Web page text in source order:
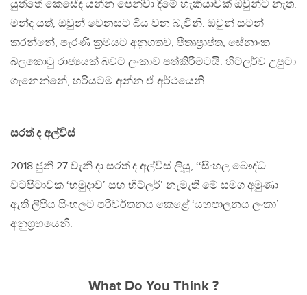
යුත්තේ කෙසේද යන්න පෙන්වා දීමේ හැකියාවක් ඔවුන්ට නැත.
මන්ද යත්, ඔවුන් වෙනසට බිය වන බැවිනි. ඔවුන් සටන්
කරන්නේ, පැරණි ක‍්‍රමයට අනුගතව, පීතෘප‍්‍රාප්ත, සේනාංක
බලකොටු රාජ්‍යයක් බවට ලංකාව පත්කිරීමටයි. හිට්ලර්ව උපුටා
ගැනෙන්නේ, හරියටම අන්න ඒ අර්ථයෙනි.
සරත් ද අල්විස්
2018 ජුනි 27 වැනි දා සරත් ද අල්විස් ලියූ, ‘‘සිංහල බෞද්ධ
වටපිටාවක ‘හමුදාව’ සහ හිට්ලර්’ නැමැති මේ සමග අමුණා
ඇති ලිපිය සිංහලට පරිවර්තනය කෙළේ ‘යහපාලනය ලංකා’
අනුග‍්‍රහයෙනි.
What Do You Think ?